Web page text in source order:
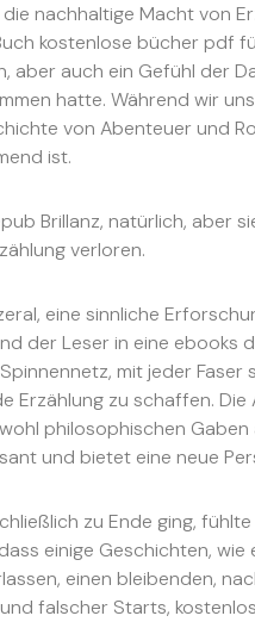
die nachhaltige Macht von
kostenlose bücher pdf
aber auch ein Gefühl der
hatte. Während wir
von Abenteuer und
ist.
Brillanz, natürlich, aber
verloren.
eine sinnliche
der Leser in eine ebooks
mit jeder
Erzählung zu schaffen.
philosophischen
und bietet eine neue
zu Ende ging,
einige Geschichten,
einen bleibenden,
falscher Starts,